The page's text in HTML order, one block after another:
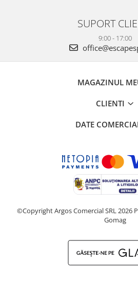
SUPORT
9:00 - 17:00
MAGAZINUL
CLIENTI
DATE
©Copyright Argos Comercial SRL 2026
Gomag